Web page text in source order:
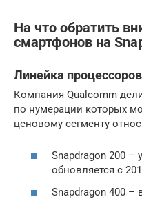
На что обратить
смартфонов на
Линейка процессоров
Компания Qualcomm
по нумерации которых
ценовому сегменту
Snapdragon 200 –
обновляется с
Snapdragon 400